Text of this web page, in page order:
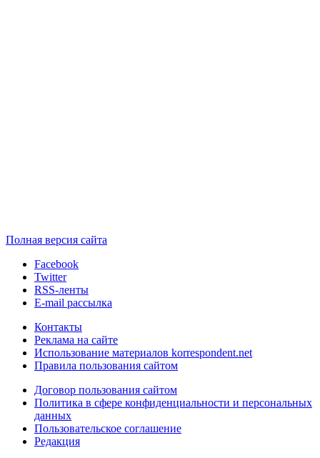
Полная версия сайта
Facebook
Twitter
RSS-ленты
E-mail рассылка
Контакты
Реклама на сайте
Использование материалов korrespondent.net
Правила пользования сайтом
Договор пользования сайтом
Политика в сфере конфиденциальности и персональных
данных
Пользовательское соглашение
Редакция